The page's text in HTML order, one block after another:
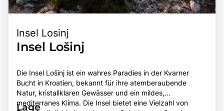
Insel Losinj
Insel Lošinj
Die Insel Lošinj ist ein wahres Paradies in der Kvarner
Bucht in Kroatien, bekannt für ihre atemberaubende
Natur, kristallklaren Gewässer und ein mildes,
mediterranes Klima. Die Insel bietet eine Vielzahl von
Lage